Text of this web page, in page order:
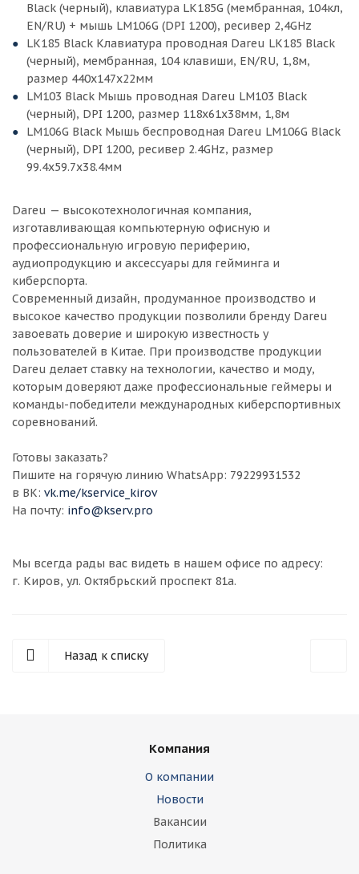
Black (черный), клавиатура LK185G (мембранная, 104кл,
EN/RU) + мышь LM106G (DPI 1200), ресивер 2,4GHz
LK185 Black Клавиатура проводная Dareu LK185 Black
(черный), мембранная, 104 клавиши, EN/RU, 1,8м,
размер 440x147x22мм
LM103 Black Мышь проводная Dareu LM103 Black
(черный), DPI 1200, размер 118x61x38мм, 1,8м
LM106G Black Мышь беспроводная Dareu LM106G Black
(черный), DPI 1200, ресивер 2.4GHz, размер
99.4x59.7x38.4мм
Dareu — высокотехнологичная компания,
изготавливающая компьютерную офисную и
профессиональную игровую периферию,
аудиопродукцию и аксессуары для гейминга и
киберспорта.
Современный дизайн, продуманное производство и
высокое качество продукции позволили бренду Dareu
завоевать доверие и широкую известность у
пользователей в Китае. При производстве продукции
Dareu делает ставку на технологии, качество и моду,
которым доверяют даже профессиональные геймеры и
команды-победители международных киберспортивных
соревнований.
Готовы заказать?
Пишите на горячую линию WhatsApp: 79229931532
в ВК: vk.me/kservice_kirov
На почту: info@kserv.pro
Мы всегда рады вас видеть в нашем офисе по адресу:
г. Киров, ул. Октябрьский проспект 81а.
Назад к списку
Компания
О компании
Новости
Вакансии
Политика